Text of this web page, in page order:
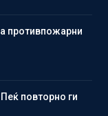
противпожарни
повторно ги